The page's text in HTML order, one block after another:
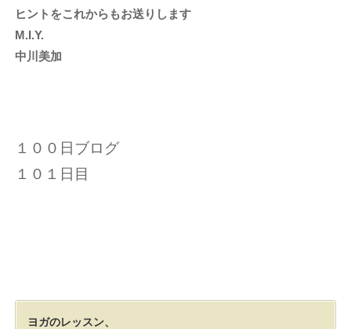
ヒントをこれからもお送りします
M.I.Y.
中川美加
１００日ブログ
１０１日目
ヨガのレッスン、